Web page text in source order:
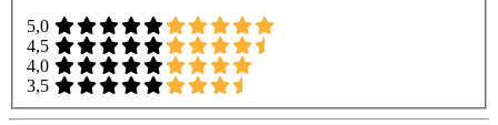
5,0
4,5
4,0
3,5